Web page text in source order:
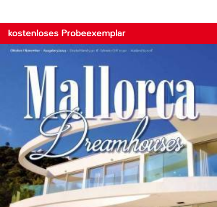
kostenloses Probeexemplar